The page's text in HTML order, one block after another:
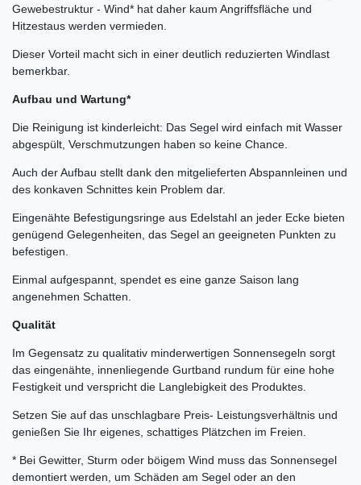
Gewebestruktur - Wind* hat daher kaum Angriffsfläche und
Hitzestaus werden vermieden.
Dieser Vorteil macht sich in einer deutlich reduzierten Windlast
bemerkbar.
Aufbau und Wartung*
Die Reinigung ist kinderleicht: Das Segel wird einfach mit Wasser
abgespült, Verschmutzungen haben so keine Chance.
Auch der Aufbau stellt dank den mitgelieferten Abspannleinen und
des konkaven Schnittes kein Problem dar.
Eingenähte Befestigungsringe aus Edelstahl an jeder Ecke bieten
genügend Gelegenheiten, das Segel an geeigneten Punkten zu
befestigen.
Einmal aufgespannt, spendet es eine ganze Saison lang
angenehmen Schatten.
Qualität
Im Gegensatz zu qualitativ minderwertigen Sonnensegeln sorgt
das eingenähte, innenliegende Gurtband rundum für eine hohe
Festigkeit und verspricht die Langlebigkeit des Produktes.
Setzen Sie auf das unschlagbare Preis- Leistungsverhältnis und
genießen Sie Ihr eigenes, schattiges Plätzchen im Freien.
* Bei Gewitter, Sturm oder böigem Wind muss das Sonnensegel
demontiert werden, um Schäden am Segel oder an den